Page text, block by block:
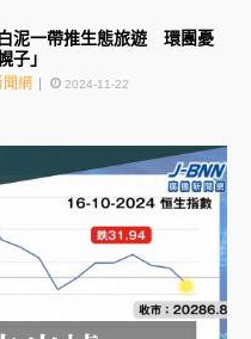
泥一帶推生態旅遊 環團憂
子」
網 2024-11-22